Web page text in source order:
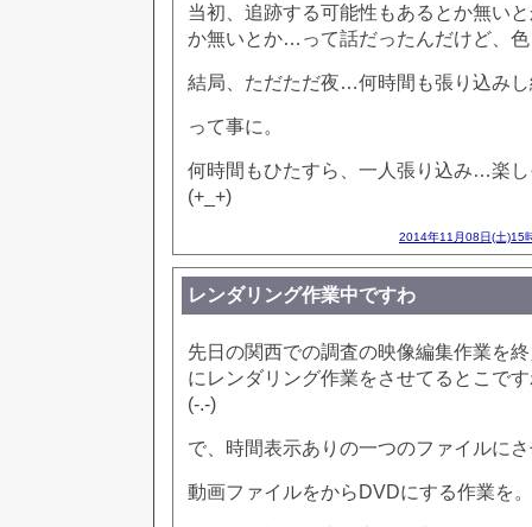
当初、追跡する可能性もあるとか無い
か無いとか…って話だったんだけど、
結局、ただただ夜…何時間も張り込み
って事に。
何時間もひたすら、一人張り込み…楽
(+_+)
2014年11月08日(土)15
レンダリング作業中ですわ
先日の関西での調査の映像編集作業を
にレンダリング作業をさせてるとこで
(-.-)
で、時間表示ありの一つのファイルに
動画ファイルをからDVDにする作業を。